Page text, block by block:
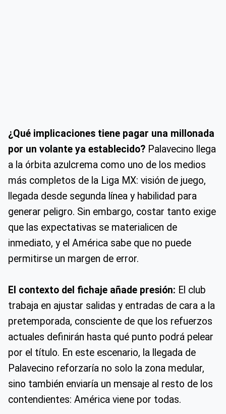
¿Qué implicaciones tiene pagar una millonada
por un volante ya establecido? Palavecino llega
a la órbita azulcrema como uno de los medios
más completos de la Liga MX: visión de juego,
llegada desde segunda línea y habilidad para
generar peligro. Sin embargo, costar tanto exige
que las expectativas se materialicen de
inmediato, y el América sabe que no puede
permitirse un margen de error.
El contexto del fichaje añade presión: El club
trabaja en ajustar salidas y entradas de cara a la
pretemporada, consciente de que los refuerzos
actuales definirán hasta qué punto podrá pelear
por el título. En este escenario, la llegada de
Palavecino reforzaría no solo la zona medular,
sino también enviaría un mensaje al resto de los
contendientes: América viene por todas.